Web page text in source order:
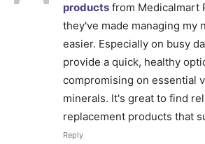
products from Medicalmart
they've made managing my
easier. Especially on busy
provide a quick, healthy
compromising on essential
minerals. It's great to find
replacement products that
Reply